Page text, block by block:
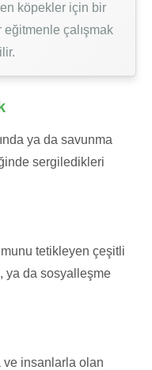
köpekler için bir
çalışmak
ya da savunma
sergiledikleri
tetikleyen çeşitli
ya da sosyalleşme
insanlarla olan